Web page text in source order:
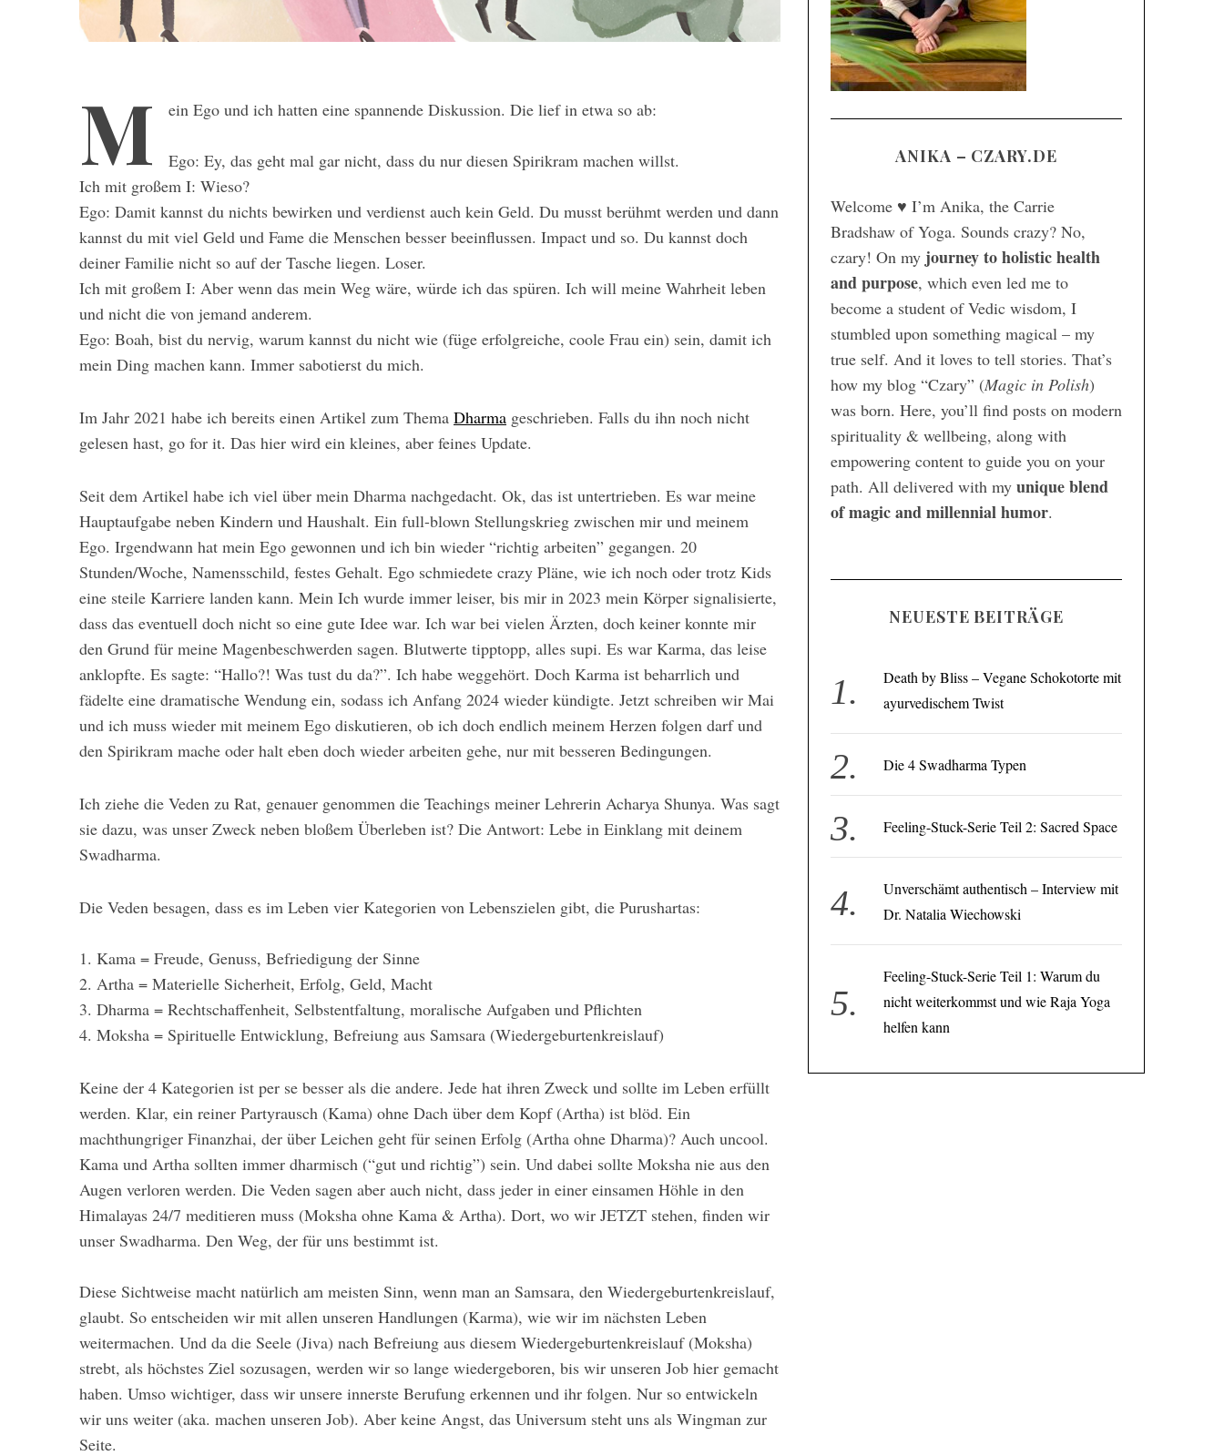
M ein Ego und ich hatten eine spannende Diskussion. Die lief in etwa so ab:
Ego: Ey, das geht mal gar nicht, dass du nur diesen Spirikram machen willst.
Ich mit großem I: Wieso?
Ego: Damit kannst du nichts bewirken und verdienst auch kein Geld. Du musst berühmt werden und dann
kannst du mit viel Geld und Fame die Menschen besser beeinflussen. Impact und so. Du kannst doch
deiner Familie nicht so auf der Tasche liegen. Loser.
Ich mit großem I: Aber wenn das mein Weg wäre, würde ich das spüren. Ich will meine Wahrheit leben
und nicht die von jemand anderem.
Ego: Boah, bist du nervig, warum kannst du nicht wie (füge erfolgreiche, coole Frau ein) sein, damit ich
mein Ding machen kann. Immer sabotierst du mich.
Im Jahr 2021 habe ich bereits einen Artikel zum Thema Dharma geschrieben. Falls du ihn noch nicht
gelesen hast, go for it. Das hier wird ein kleines, aber feines Update.
Seit dem Artikel habe ich viel über mein Dharma nachgedacht. Ok, das ist untertrieben. Es war meine
Hauptaufgabe neben Kindern und Haushalt. Ein full-blown Stellungskrieg zwischen mir und meinem
Ego. Irgendwann hat mein Ego gewonnen und ich bin wieder “richtig arbeiten” gegangen. 20
Stunden/Woche, Namensschild, festes Gehalt. Ego schmiedete crazy Pläne, wie ich noch oder trotz Kids
eine steile Karriere landen kann. Mein Ich wurde immer leiser, bis mir in 2023 mein Körper signalisierte,
dass das eventuell doch nicht so eine gute Idee war. Ich war bei vielen Ärzten, doch keiner konnte mir
den Grund für meine Magenbeschwerden sagen. Blutwerte tipptopp, alles supi. Es war Karma, das leise
anklopfte. Es sagte: “Hallo?! Was tust du da?”. Ich habe weggehört. Doch Karma ist beharrlich und
fädelte eine dramatische Wendung ein, sodass ich Anfang 2024 wieder kündigte. Jetzt schreiben wir Mai
und ich muss wieder mit meinem Ego diskutieren, ob ich doch endlich meinem Herzen folgen darf und
den Spirikram mache oder halt eben doch wieder arbeiten gehe, nur mit besseren Bedingungen.
Ich ziehe die Veden zu Rat, genauer genommen die Teachings meiner Lehrerin Acharya Shunya. Was sagt
sie dazu, was unser Zweck neben bloßem Überleben ist? Die Antwort: Lebe in Einklang mit deinem
Swadharma.
Die Veden besagen, dass es im Leben vier Kategorien von Lebenszielen gibt, die Purushartas:
1. Kama = Freude, Genuss, Befriedigung der Sinne
2. Artha = Materielle Sicherheit, Erfolg, Geld, Macht
3. Dharma = Rechtschaffenheit, Selbstentfaltung, moralische Aufgaben und Pflichten
4. Moksha = Spirituelle Entwicklung, Befreiung aus Samsara (Wiedergeburtenkreislauf)
Keine der 4 Kategorien ist per se besser als die andere. Jede hat ihren Zweck und sollte im Leben erfüllt
werden. Klar, ein reiner Partyrausch (Kama) ohne Dach über dem Kopf (Artha) ist blöd. Ein
machthungriger Finanzhai, der über Leichen geht für seinen Erfolg (Artha ohne Dharma)? Auch uncool.
Kama und Artha sollten immer dharmisch (“gut und richtig”) sein. Und dabei sollte Moksha nie aus den
Augen verloren werden. Die Veden sagen aber auch nicht, dass jeder in einer einsamen Höhle in den
Himalayas 24/7 meditieren muss (Moksha ohne Kama & Artha). Dort, wo wir JETZT stehen, finden wir
unser Swadharma. Den Weg, der für uns bestimmt ist.
Diese Sichtweise macht natürlich am meisten Sinn, wenn man an Samsara, den Wiedergeburtenkreislauf,
glaubt. So entscheiden wir mit allen unseren Handlungen (Karma), wie wir im nächsten Leben
weitermachen. Und da die Seele (Jiva) nach Befreiung aus diesem Wiedergeburtenkreislauf (Moksha)
strebt, als höchstes Ziel sozusagen, werden wir so lange wiedergeboren, bis wir unseren Job hier gemacht
haben. Umso wichtiger, dass wir unsere innerste Berufung erkennen und ihr folgen. Nur so entwickeln
wir uns weiter (aka. machen unseren Job). Aber keine Angst, das Universum steht uns als Wingman zur
Seite.
ANIKA – CZARY.DE
Welcome ♥ I’m Anika, the Carrie
Bradshaw of Yoga. Sounds crazy? No,
czary! On my journey to holistic health
and purpose, which even led me to
become a student of Vedic wisdom, I
stumbled upon something magical – my
true self. And it loves to tell stories. That’s
how my blog “Czary” (Magic in Polish)
was born. Here, you’ll find posts on modern
spirituality & wellbeing, along with
empowering content to guide you on your
path. All delivered with my unique blend
of magic and millennial humor.
NEUESTE BEITRÄGE
Death by Bliss – Vegane Schokotorte mit
ayurvedischem Twist
Die 4 Swadharma Typen
Feeling-Stuck-Serie Teil 2: Sacred Space
Unverschämt authentisch – Interview mit
Dr. Natalia Wiechowski
Feeling-Stuck-Serie Teil 1: Warum du
nicht weiterkommst und wie Raja Yoga
helfen kann
S
r
c
h
f
: